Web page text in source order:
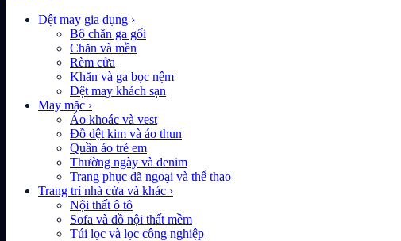
Dệt may gia dụng ›
Bộ chăn ga gối
Chăn và mền
Rèm cửa
Khăn và ga bọc nệm
Dệt may khách sạn
May mặc ›
Áo khoác và vest
Đồ dệt kim và áo thun
Quần áo trẻ em
Thường ngày và denim
Trang phục dã ngoại và thể thao
Trang trí nhà cửa và khác ›
Nội thất ô tô
Sofa và đồ nội thất mềm
Túi lọc và lọc công nghiệp